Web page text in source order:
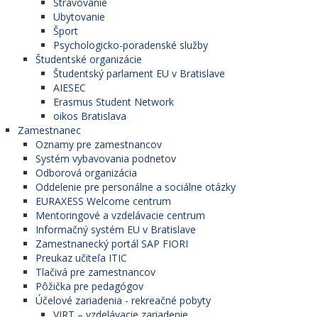
Ubytovanie
Šport
Psychologicko-poradenské služby
Študentské organizácie
Študentský parlament EU v Bratislave
AIESEC
Erasmus Student Network
oikos Bratislava
Zamestnanec
Oznamy pre zamestnancov
Systém vybavovania podnetov
Odborová organizácia
Oddelenie pre personálne a sociálne otázky
EURAXESS Welcome centrum
Mentoringové a vzdelávacie centrum
Informačný systém EU v Bratislave
Zamestnanecký portál SAP FIORI
Preukaz učiteľa ITIC
Tlačivá pre zamestnancov
Pôžička pre pedagógov
Účelové zariadenia - rekreačné pobyty